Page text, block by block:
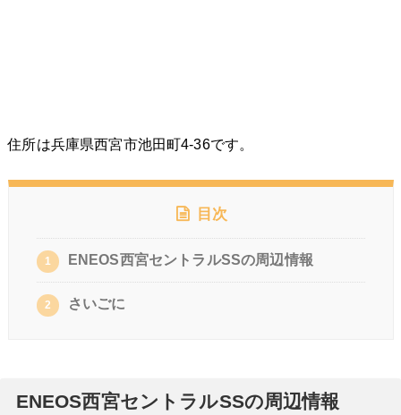
住所は兵庫県西宮市池田町4-36です。
目次
1 ENEOS西宮セントラルSSの周辺情報
2 さいごに
ENEOS西宮セントラルSSの周辺情報